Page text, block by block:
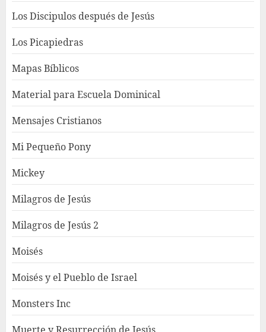
Los Discipulos después de Jesús
Los Picapiedras
Mapas Bíblicos
Material para Escuela Dominical
Mensajes Cristianos
Mi Pequeño Pony
Mickey
Milagros de Jesús
Milagros de Jesús 2
Moisés
Moisés y el Pueblo de Israel
Monsters Inc
Muerte y Resurrección de Jesús